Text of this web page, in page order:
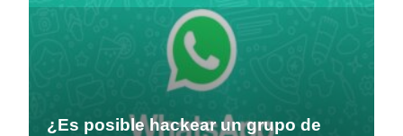
¿Es posible hackear un grupo de